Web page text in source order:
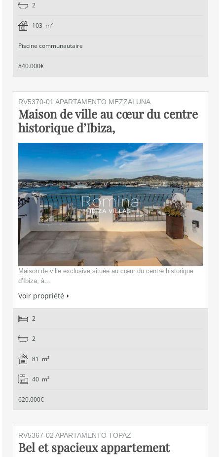
2
103 m²
Piscine communautaire
840.000€
RV5370-01 APARTAMENTO MEZZALUNA
Maison de ville au cœur du centre
historique d’Ibiza,
Maison de ville exclusive située au cœur du centre historique
d’Ibiza, à…
Voir propriété
2
2
81 m²
40 m²
620.000€
RV5367-02 APARTAMENTO TOPAZ
Bel et spacieux appartement